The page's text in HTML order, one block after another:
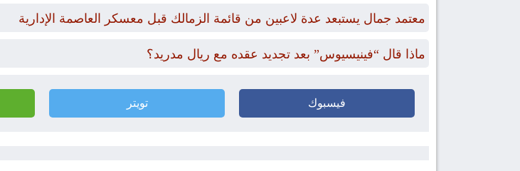
معتمد جمال يستبعد عدة لاعبين من قائمة الزمالك قبل معسكر العاصمة الإدارية
ماذا قال “فينيسيوس” بعد تجديد عقده مع ريال مدريد؟
فيسبوك تويتر